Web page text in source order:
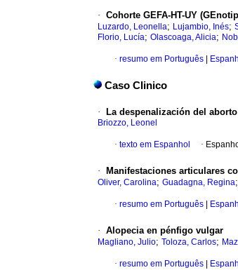
· Cohorte GEFA-HT-UY
Luzardo, Leonella; Lujambio, Inés;
Florio, Lucía; Olascoaga, Alicia;
· resumo em Português
Caso Clinico
· La despenalización del
Briozzo, Leonel
· texto em Espanhol ·
· Manifestaciones articulares
Oliver, Carolina; Guadagna, Regina;
· resumo em Português
· Alopecia en pénfigo vulgar
Magliano, Julio; Toloza, Carlos;
· resumo em Português